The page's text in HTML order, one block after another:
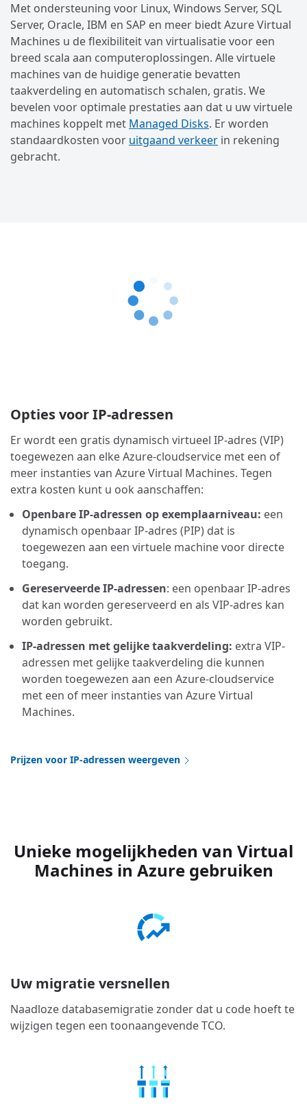
Met ondersteuning voor Linux, Windows Server, SQL
Server, Oracle, IBM en SAP en meer biedt Azure Virtual
Machines u de flexibiliteit van virtualisatie voor een
breed scala aan computeroplossingen. Alle virtuele
machines van de huidige generatie bevatten
taakverdeling en automatisch schalen, gratis. We
bevelen voor optimale prestaties aan dat u uw virtuele
machines koppelt met Managed Disks. Er worden
standaardkosten voor uitgaand verkeer in rekening
gebracht.
Opties voor IP-adressen
Er wordt een gratis dynamisch virtueel IP-adres (VIP)
toegewezen aan elke Azure-cloudservice met een of
meer instanties van Azure Virtual Machines. Tegen
extra kosten kunt u ook aanschaffen:
Openbare IP-adressen op exemplaarniveau: een
dynamisch openbaar IP-adres (PIP) dat is
toegewezen aan een virtuele machine voor directe
toegang.
Gereserveerde IP-adressen: een openbaar IP-adres
dat kan worden gereserveerd en als VIP-adres kan
worden gebruikt.
IP-adressen met gelijke taakverdeling: extra VIP-
adressen met gelijke taakverdeling die kunnen
worden toegewezen aan een Azure-cloudservice
met een of meer instanties van Azure Virtual
Machines.
Prijzen voor IP-adressen weergeven
Unieke mogelijkheden van Virtual
Machines in Azure gebruiken
Uw migratie versnellen
Naadloze databasemigratie zonder dat u code hoeft te
wijzigen tegen een toonaangevende TCO.